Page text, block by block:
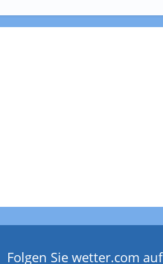
Folgen Sie wetter.com auf